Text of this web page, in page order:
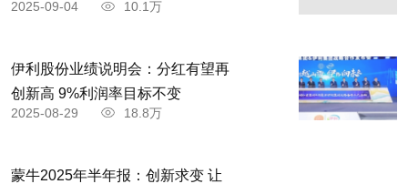
2025-09-04 10.1万
伊利股份业绩说明会：分红有望再
创新高 9%利润率目标不变
2025-08-29 18.8万
蒙牛2025年半年报：创新求变 让